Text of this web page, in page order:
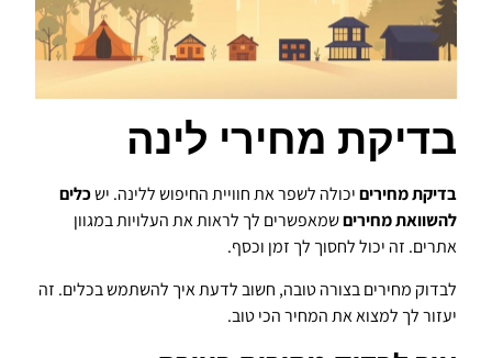
בדיקת מחירי לינה
בדיקת מחיריםיכולה לשפר את חוויית החיפוש ללינה. ישכלים
להשוואת מחיריםשמאפשרים לך לראות את העלויות במגוון
אתרים. זה יכול לחסוך לך זמן וכסף.
לבדוק מחירים בצורה טובה, חשוב לדעת איך להשתמש בכלים. זה
יעזור לך למצוא את המחיר הכי טוב.